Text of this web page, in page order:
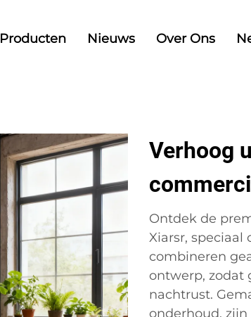
Producten Nieuws Over Ons
Verhoog
Ontdek de
Xiarsr,
combineren
ontwerp, zodat
nachtrust.
onderhoud,